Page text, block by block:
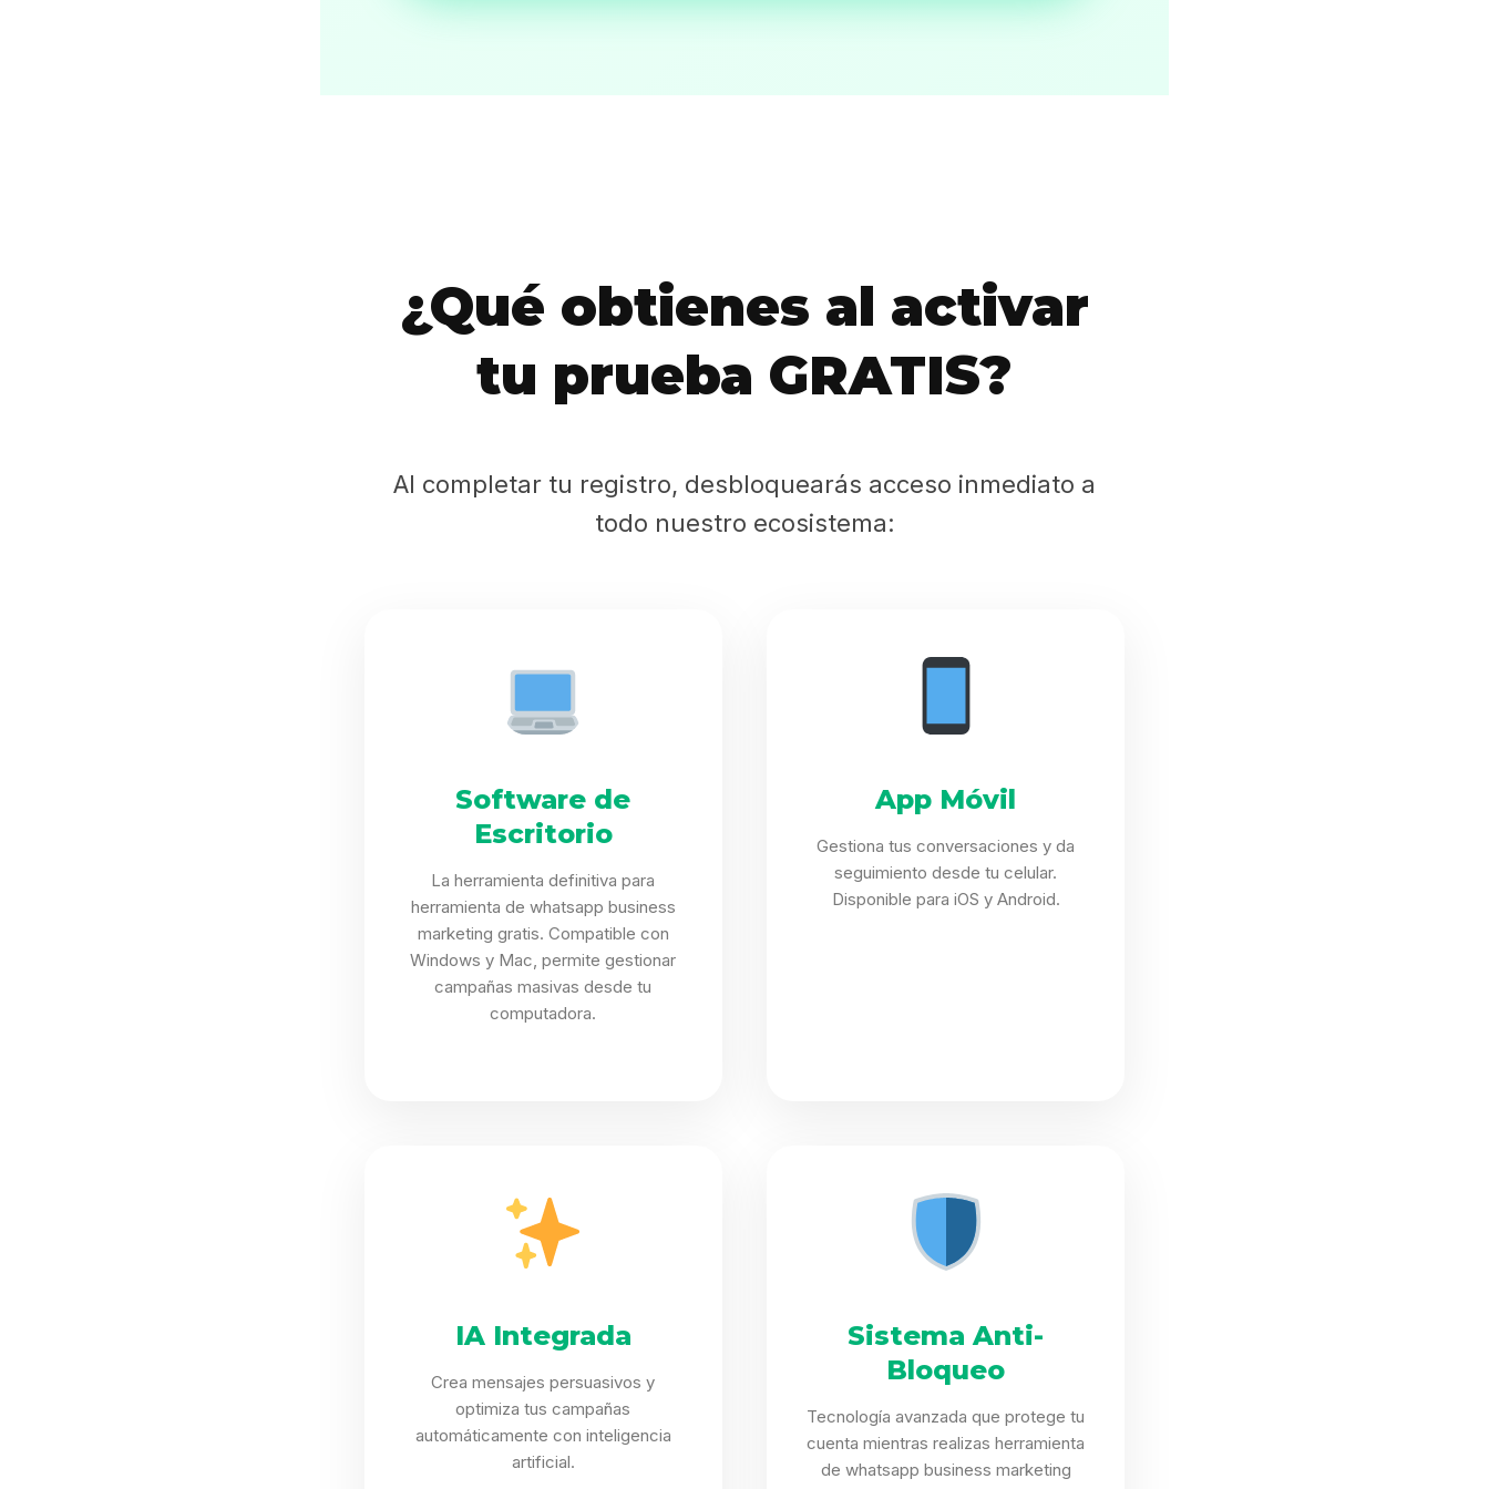
Casting
Search
¿Qué obtienes al activar
tu prueba GRATIS?
Al completar tu registro, desbloquearás acceso inmediato a
todo nuestro ecosistema:
Software de
Escritorio
La herramienta definitiva para
herramienta de whatsapp business
marketing gratis. Compatible con
Windows y Mac, permite gestionar
campañas masivas desde tu
computadora.
App Móvil
Gestiona tus conversaciones y da
seguimiento desde tu celular.
Disponible para iOS y Android.
IA Integrada
Crea mensajes persuasivos y
optimiza tus campañas
automáticamente con inteligencia
artificial.
Sistema Anti-
Bloqueo
Tecnología avanzada que protege tu
cuenta mientras realizas herramienta
de whatsapp business marketing